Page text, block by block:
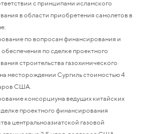
с принципами исламского
в области приобретения самолетов в
по вопросам финансирования и
обеспечения по сделке проектного
строительства газохимического
месторождении Сургиль стоимостью 4
США.
консорциума ведущих китайских
проектного финансирования
центральноазиатской газовой